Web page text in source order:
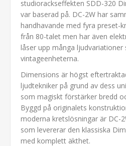
studiorackseffekten SDD-320
var baserad på. DC-2W har
handhavande med fyra preset-
från 80-talet men har även
låser upp många ljudvariationer
vintageenheterna.
Dimensions är högst
ljudtekniker på grund av dess
som magiskt förstärker bredd
Byggd på originalets
moderna kretslösningar är DC-
som levererar den klassiska
med komplett äkthet.